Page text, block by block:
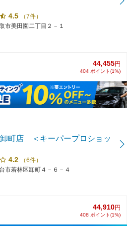
4.5
（7件）
市美田園二丁目２－１
44,455円
404 ポイント(1%)
町店 ＜キーパープロショッ
4.2
（6件）
市若林区卸町４－６－４
44,910円
408 ポイント(1%)